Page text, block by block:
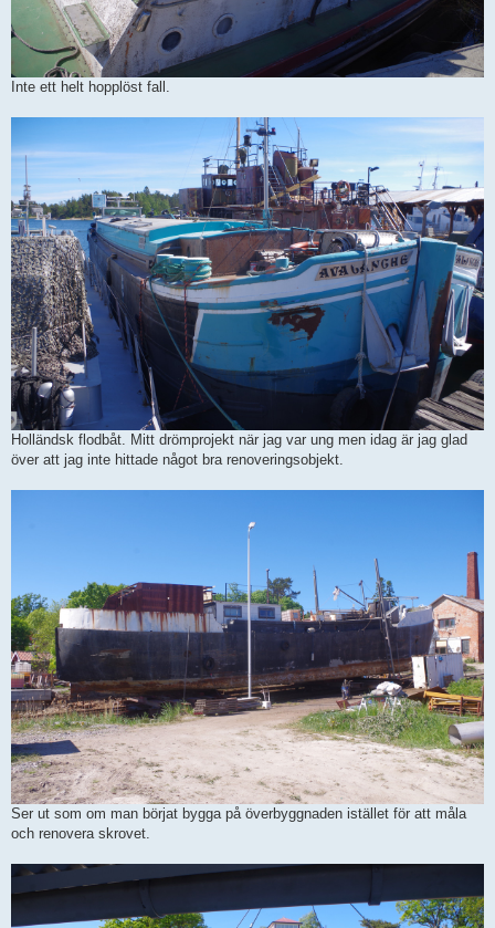
Inte ett helt hopplöst fall.
Holländsk flodbåt. Mitt drömprojekt när jag var ung men idag är jag glad
över att jag inte hittade något bra renoveringsobjekt.
Ser ut som om man börjat bygga på överbyggnaden istället för att måla
och renovera skrovet.